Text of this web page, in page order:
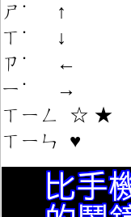
ㄕ˙ ↑
ㄒ˙ ↓
ㄗ˙ ←
ㄧ˙ →
ㄒㄧㄥ ☆ ★
ㄒㄧㄣ ♥